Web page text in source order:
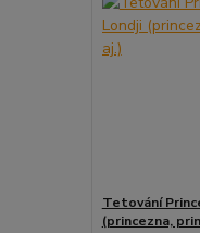
Tetování
(princezna,